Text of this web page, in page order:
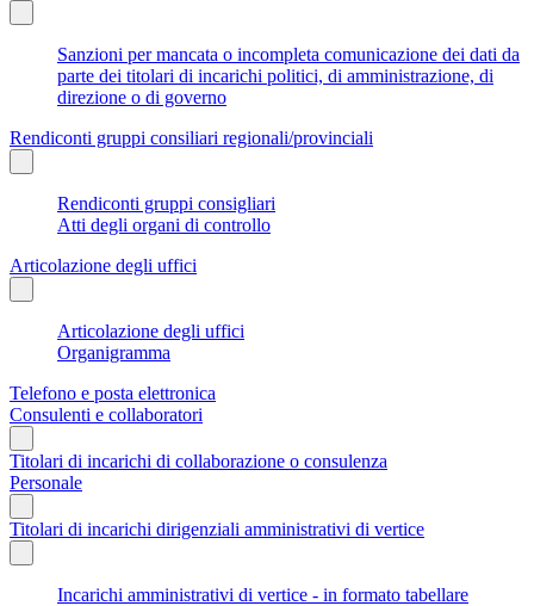
Sanzioni per mancata o incompleta comunicazione dei dati da
parte dei titolari di incarichi politici, di amministrazione, di
direzione o di governo
Rendiconti gruppi consiliari regionali/provinciali
Rendiconti gruppi consigliari
Atti degli organi di controllo
Articolazione degli uffici
Articolazione degli uffici
Organigramma
Telefono e posta elettronica
Consulenti e collaboratori
Titolari di incarichi di collaborazione o consulenza
Personale
Titolari di incarichi dirigenziali amministrativi di vertice
Incarichi amministrativi di vertice - in formato tabellare